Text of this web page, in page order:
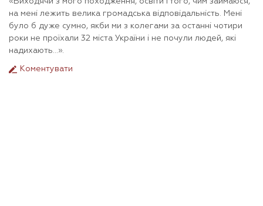
на мені лежить велика громадська відповідальність. Мені
було б дуже сумно, якби ми з колегами за останні чотири
роки не проїхали 32 міста України і не почули людей, які
надихають...».
Коментувати